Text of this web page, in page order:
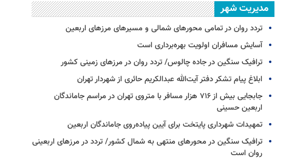
مدیریت شهر
تردد روان در تمامی محورهای شمالی و مسیرهای مرزهای اربعین
آسایش مسافران اولویت بهره‌برداری است
ترافیک سنگین در جاده چالوس/ تردد روان در مرزهای زمینی کشور
ابلاغ پیام تشکر دفتر آیت‌الله عبدالکریم حائری از شهردار تهران
جابجایی بیش از ۷۱۶ هزار مسافر با متروی تهران در مراسم جاماندگان
اربعین حسینی
تمهیدات شهرداری پایتخت برای آیین پیاده‌روی جاماندگان اربعین
ترافیک سنگین در محورهای منتهی به شمال کشور/ تردد در مرزهای اربعینی
روان است